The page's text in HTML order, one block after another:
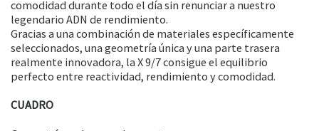
comodidad durante todo el día sin renunciar a nuestro
legendario ADN de rendimiento.
Gracias a una combinación de materiales específicamente
seleccionados, una geometría única y una parte trasera
realmente innovadora, la X 9/7 consigue el equilibrio
perfecto entre reactividad, rendimiento y comodidad.
CUADRO